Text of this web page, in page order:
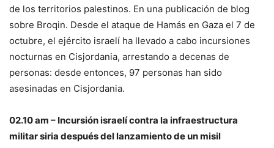
de los territorios palestinos. En una publicación de blog
sobre Broqin. Desde el ataque de Hamás en Gaza el 7 de
octubre, el ejército israelí ha llevado a cabo incursiones
nocturnas en Cisjordania, arrestando a decenas de
personas: desde entonces, 97 personas han sido
asesinadas en Cisjordania.
02.10 am – Incursión israelí contra la infraestructura
militar siria después del lanzamiento de un misil